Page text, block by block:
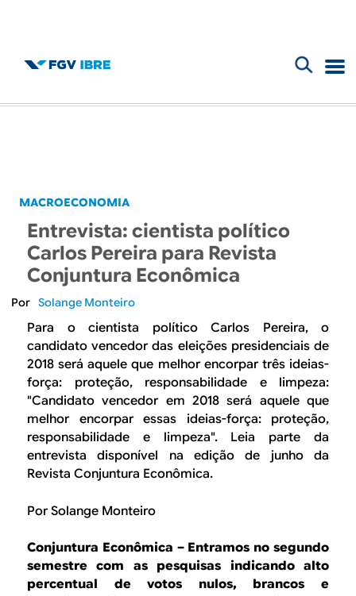
B
g
B
o
á
r
i
o
d
e
b
u
s
MACROECONOMIA
Entrevista: cientista político
Carlos Pereira para Revista
Conjuntura Econômica
Solange Monteiro
Para o cientista político Carlos Pereira, o
candidato vencedor das eleições presidenciais de
2018 será aquele que melhor encorpar três ideias-
força: proteção, responsabilidade e limpeza:
"Candidato vencedor em 2018 será aquele que
melhor encorpar essas ideias-força: proteção,
responsabilidade e limpeza". Leia parte da
entrevista disponível na edição de junho da
Revista Conjuntura Econômica.
Por Solange Monteiro
Conjuntura Econômica – Entramos no segundo
semestre com as pesquisas indicando alto
percentual de votos nulos, brancos e